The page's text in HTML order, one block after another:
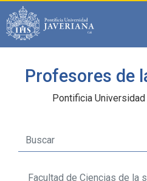
Saltar al contenido principal
Profesores de
Pontificia